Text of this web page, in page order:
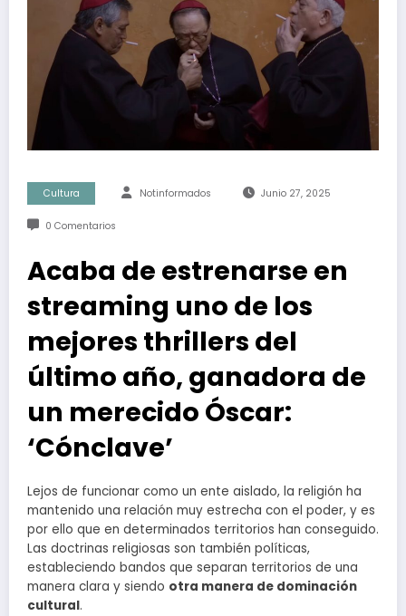
Cultura Notinformados Junio 27, 2025
0 Comentarios
Acaba de estrenarse en
streaming uno de los
mejores thrillers del
último año, ganadora de
un merecido Óscar:
‘Cónclave’
Lejos de funcionar como un ente aislado, la religión ha
mantenido una relación muy estrecha con el poder, y es
por ello que en determinados territorios han conseguido.
Las doctrinas religiosas son también políticas,
estableciendo bandos que separan territorios de una
manera clara y siendo otra manera de dominación
cultural.